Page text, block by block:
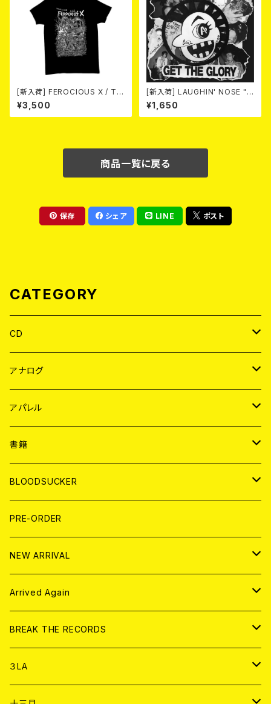
[新入荷] FEROCIOUS X / T S
HIRT
¥3,500
[新入荷] LAUGHIN' NOSE "G
ET THE GLORY" (CD)
¥1,650
商品一覧に戻る
保存 シェア LINE ポスト
CATEGORY
CD
JAPAN
WORLD
アナログ
JAPAN
７EP
LP
WORLD
7EP
LP
アパレル
JAPAN
T-shirt
HOOD
WORLD
T-shirt
HOOD
書籍
MAGAZINE
BOLLOCKS
EL ZINE
写真集 (PHOTOBOOK)
BLOODSUCKER
CD
アナログ
アパレル
書籍
DIGITAL CONTENTS
PRE-ORDER
NEW ARRIVAL
CD
アナログ
Arrived Again
CD
アナログ
BREAK THE RECORDS
CD
３LA